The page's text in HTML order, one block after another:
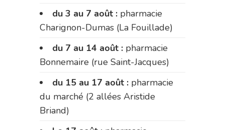
du 3 au 7 août : pharmacie
Charignon-Dumas (La Fouillade)
du 7 au 14 août : pharmacie
Bonnemaire (rue Saint-Jacques)
du 15 au 17 août : pharmacie
du marché (2 allées Aristide
Briand)